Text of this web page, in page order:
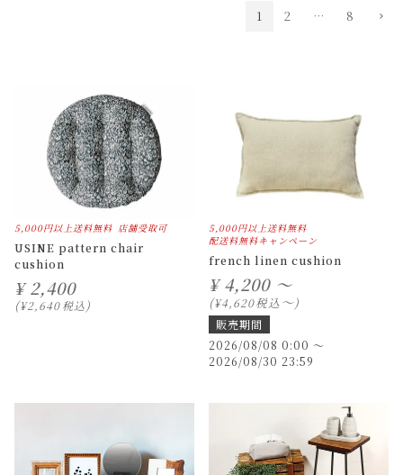
1 2 … 8
5,000円以上送料無料 店舗受取可
USINE pattern chair
cushion
¥ 2,400
¥2,640税込
5,000円以上送料無料
配送料無料キャンペーン
french linen cushion
¥ 4,200 ～
¥4,620税込〜
販売期間
2026/08/08 0:00 〜
2026/08/30 23:59